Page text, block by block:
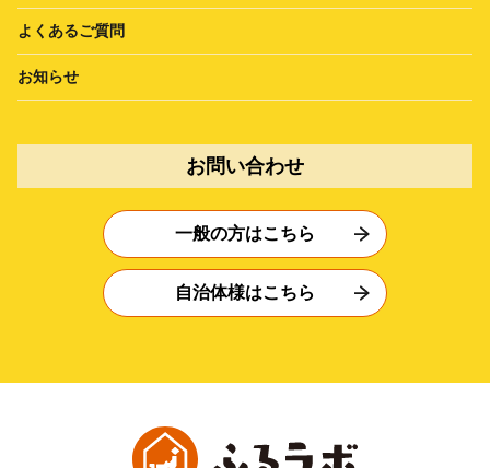
よくあるご質問
お知らせ
お問い合わせ
一般の方はこちら
自治体様はこちら